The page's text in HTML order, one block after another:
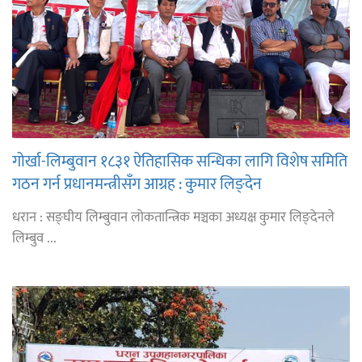
गोर्खा-लिम्बुवान १८३१ ऐतिहासिक सन्धिका लागि विशेष समिति
गठन गर्न प्रधानमन्त्रीसँग आग्रह : कुमार लिङ्देन
धरान : सङ्घीय लिम्बुवान लोकतान्त्रिक मञ्चका अध्यक्ष कुमार लिङ्देनले
लिम्बुव ...